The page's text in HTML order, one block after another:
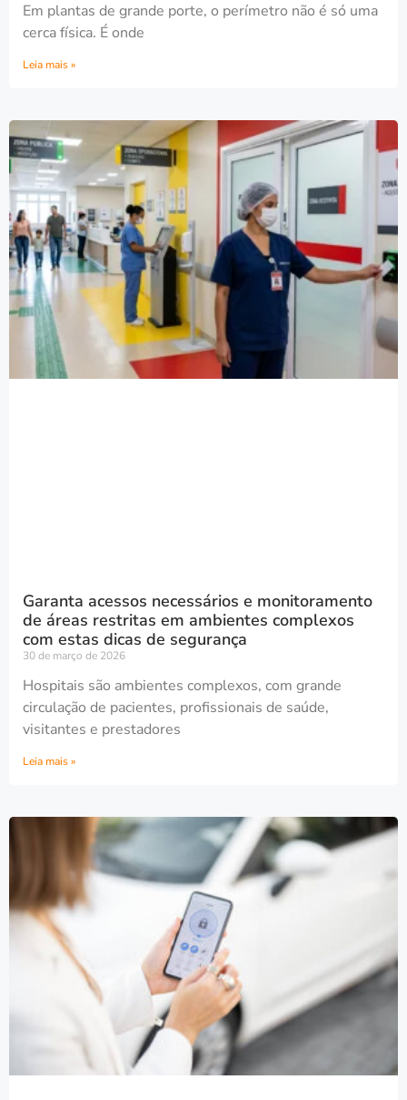
Em plantas de grande porte, o perímetro não é só uma
cerca física. É onde
Leia mais »
Garanta acessos necessários e monitoramento
de áreas restritas em ambientes complexos
com estas dicas de segurança
30 de março de 2026
Hospitais são ambientes complexos, com grande
circulação de pacientes, profissionais de saúde,
visitantes e prestadores
Leia mais »